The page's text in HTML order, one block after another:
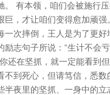
。 有本领，咱们会被施行
巨，才让咱们变得愈加顽强
一次摔倒，王人是为了更好
励志句子所说：“生计不会
还在坚抓，就一定能看到
不到死心，但请笃信，悉数
半夜里的坚抓、一身中的立